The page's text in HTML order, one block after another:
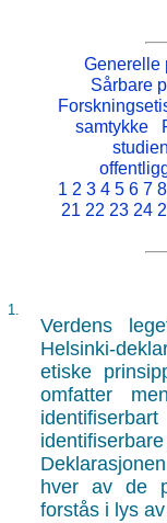
Generelle
Sårbare
samtykke
studien
1 2 3 4 5 6 7 8
21 22 23 24
1.
Verdens
Helsinki-
etiske
omfatter
hver av de
forstås i lys